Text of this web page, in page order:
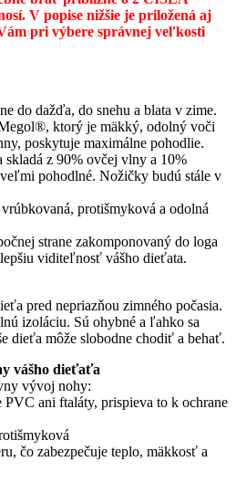
V popise nižšie je priložená aj
pri výbere správnej veľkosti
do dažďa, do snehu a blata v zime.
ktorý je mäkký, odolný voči
poskytuje maximálne pohodlie.
skladá z 90% ovčej vlny a 10%
pohodlné. Nožičky budú stále v
protišmyková a odolná
strane zakomponovaný do loga
viditeľnosť vášho dieťata.
pred nepriazňou zimného počasia.
izoláciu. Sú ohybné a ľahko sa
dieťa môže slobodne chodiť a behať.
vášho dieťaťa
vývoj nohy:
ani ftaláty, prispieva to k ochrane
čo zabezpečuje teplo, mäkkosť a